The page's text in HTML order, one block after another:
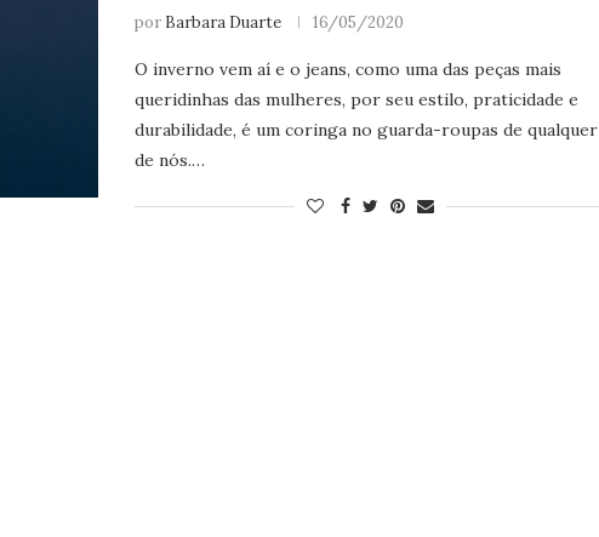
por Barbara Duarte 16/05/2020
O inverno vem aí e o jeans, como uma das peças mais
queridinhas das mulheres, por seu estilo, praticidade e
durabilidade, é um coringa no guarda-roupas de qualquer
de nós.…